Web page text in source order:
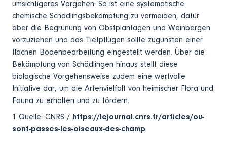
umsichtigeres Vorgehen: So ist eine systematische
chemische Schädlingsbekämpfung zu vermeiden, dafür
aber die Begrünung von Obstplantagen und Weinbergen
vorzuziehen und das Tiefpflügen sollte zugunsten einer
flachen Bodenbearbeitung eingestellt werden. Über die
Bekämpfung von Schädlingen hinaus stellt diese
biologische Vorgehensweise zudem eine wertvolle
Initiative dar, um die Artenvielfalt von heimischer Flora und
Fauna zu erhalten und zu fördern.
1 Quelle: CNRS / https://lejournal.cnrs.fr/articles/ou-
sont-passes-les-oiseaux-des-champ